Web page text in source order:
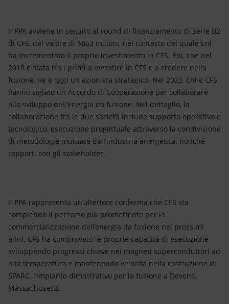
Il PPA avviene in seguito al round di finanziamento di Serie B2
di CFS, dal valore di $863 milioni, nel contesto del quale Eni
ha incrementato il proprio investimento in CFS. Eni, che nel
2018 è stata tra i primi a investire in CFS e a credere nella
fusione, ne è oggi un azionista strategico. Nel 2023, Eni e CFS
hanno siglato un Accordo di Cooperazione per collaborare
allo sviluppo dell'energia da fusione. Nel dettaglio, la
collaborazione tra le due società include supporto operativo e
tecnologico, esecuzione progettuale attraverso la condivisione
di metodologie mutuate dall’industria energetica, nonché
rapporti con gli stakeholder.
Il PPA rappresenta un’ulteriore conferma che CFS sta
compiendo il percorso più promettente per la
commercializzazione dell’energia da fusione nei prossimi
anni. CFS ha comprovato le proprie capacità di esecuzione
sviluppando progressi chiave nei magneti superconduttori ad
alta temperatura e mantenendo velocità nella costruzione di
SPARC, l’impianto dimostrativo per la fusione a Devens,
Massachusetts.